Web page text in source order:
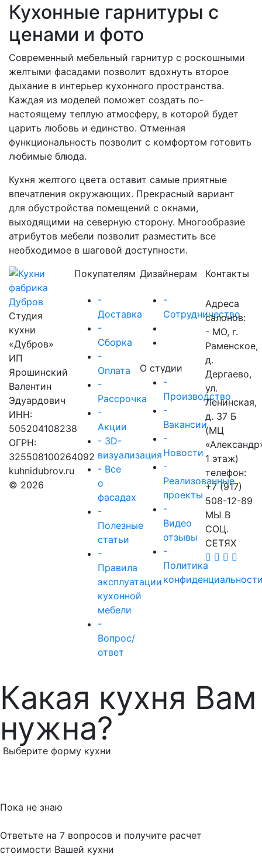
Кухонные гарнитуры с
ценами и фото
Современный мебельный гарнитур с роскошными
желтыми фасадами позволит вдохнуть второе
дыхание в интерьер кухонного пространства.
Каждая из моделей поможет создать по-
настоящему теплую атмосферу, в которой будет
царить любовь и единство. Отменная
функциональность позволит с комфортом готовить
любимые блюда.
Кухня желтого цвета оставит самые приятные
впечатления окружающих. Прекрасный вариант
для обустройства помещений с окнами,
выходящими на северную сторону. Многообразие
атрибутов мебели позволит разместить все
необходимое в шаговой доступности.
Студия
кухни
«Дубров»
ИП
Ярошинский
Валентин
Эдуардович
ИНН:
505204108238
ОГРН:
325508100264092
kuhnidubrov.ru
© 2026
Покупателям
-
Доставка
-
Сборка
-
Оплата
-
Рассрочка
-
Акции
- 3D-
визуализация
- Все
о
фасадах
-
Полезные
статьи
-
Правила
эксплуатации
кухонной
мебели
-
Вопрос/
ответ
Дизайнерам
-
Сотрудничество
О студии
-
Производство
-
Вакансии
-
Новости
-
Реализованные
проекты
-
Видео
отзывы
-
Политика
Контакты
Адреса
салонов:
- МО, г.
Раменское,
д.
Дергаево,
ул.
Ленинская,
д. 37 Б
(МЦ
1 этаж)
телефон:
+7 (917)
508-12-89
МЫ В
СОЦ.
СЕТЯХ
Какая кухня Вам
нужна?
Выберите форму кухни
Пока не знаю
Ответьте на 7 вопросов и получите расчет
стоимости Вашей кухни